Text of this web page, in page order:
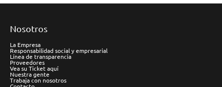
Nosotros
La Empresa
Responsabilidad social y empresarial
Línea de transparencia
Proveedores
Vea su Ticket aquí
Nuestra gente
Trabaja con nosotros